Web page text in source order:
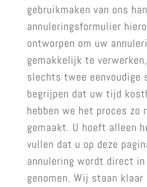
gebruikmaken van ons
annuleringsformulier
ontworpen om uw
gemakkelijk te
slechts twee eenvoudige
begrijpen dat uw tijd
hebben we het proces
gemaakt. U hoeft alleen
vullen dat u op deze
annulering wordt direct in
genomen. Wij staan